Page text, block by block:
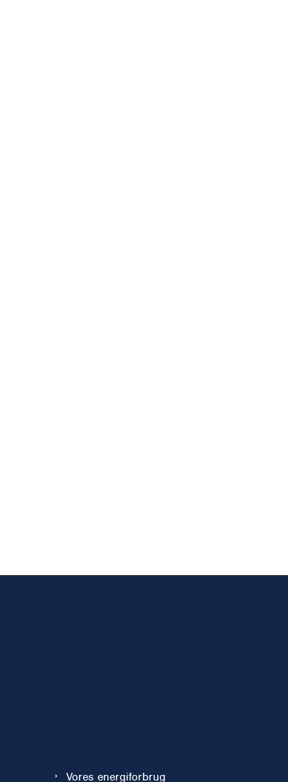
Vores energiforbrug